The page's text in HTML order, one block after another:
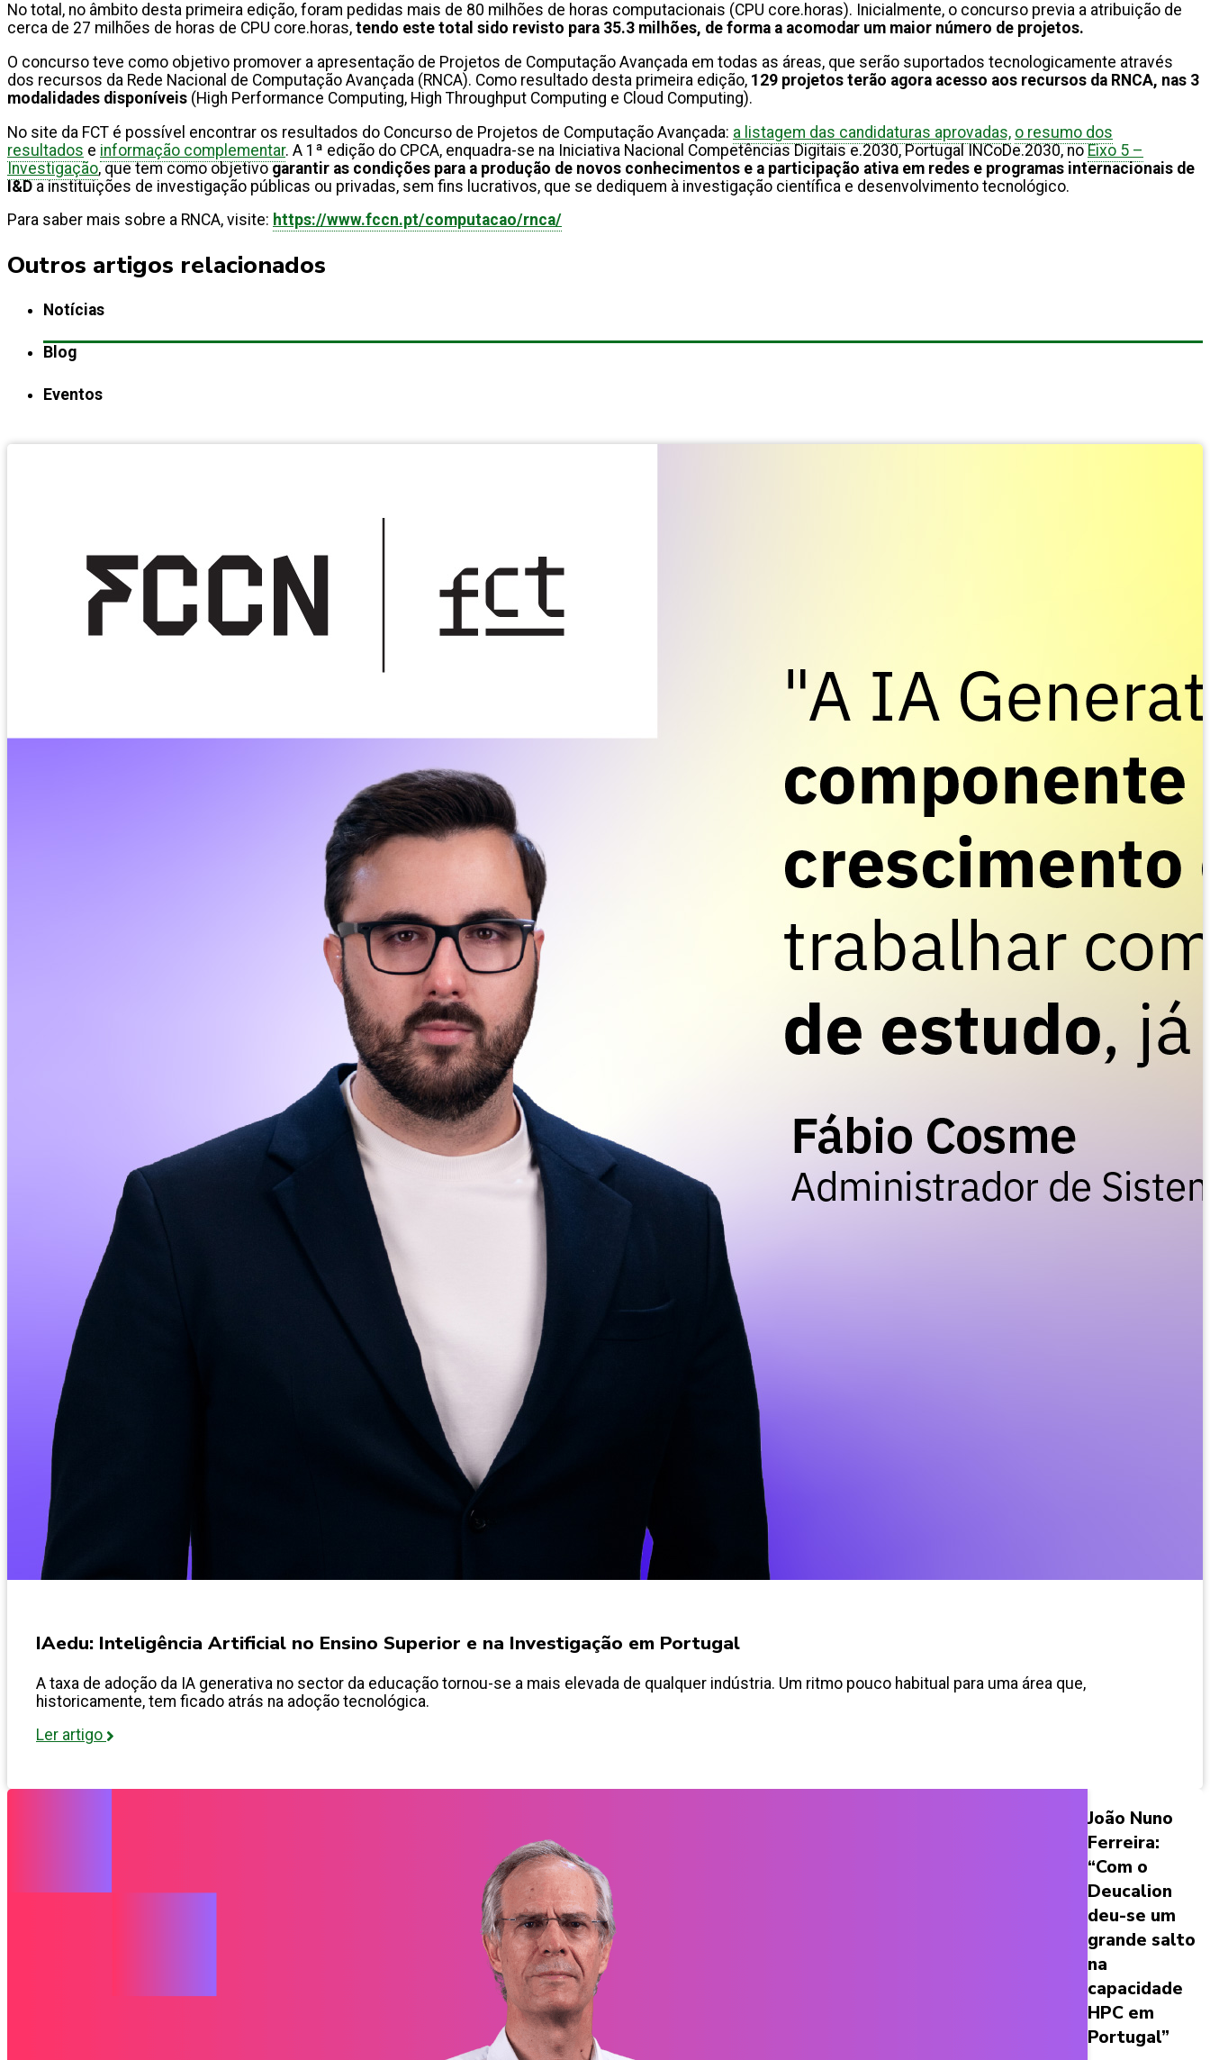
No total, no âmbito desta primeira edição, foram pedidas mais de 80 milhões de horas computacionais (CPU core.horas). Inicialmente, o concurso previa a atribuição de
cerca de 27 milhões de horas de CPU core.horas, tendo este total sido revisto para 35.3 milhões, de forma a acomodar um maior número de projetos.
O concurso teve como objetivo promover a apresentação de Projetos de Computação Avançada em todas as áreas, que serão suportados tecnologicamente através
dos recursos da Rede Nacional de Computação Avançada (RNCA). Como resultado desta primeira edição, 129 projetos terão agora acesso aos recursos da RNCA, nas 3
modalidades disponíveis (High Performance Computing, High Throughput Computing e Cloud Computing).
No site da FCT é possível encontrar os resultados do Concurso de Projetos de Computação Avançada: a listagem das candidaturas aprovadas, o resumo dos
resultados e informação complementar. A 1ª edição do CPCA, enquadra-se na Iniciativa Nacional Competências Digitais e.2030, Portugal INCoDe.2030, noEixo 5 –
Investigação, que tem como objetivogarantir as condições para a produção de novos conhecimentos e a participação ativa em redes e programas internacionais de
I&Da instituições de investigação públicas ou privadas, sem fins lucrativos, que se dediquem à investigação científica e desenvolvimento tecnológico.
Para saber mais sobre a RNCA, visite: https://www.fccn.pt/computacao/rnca/
Outros artigos relacionados
Notícias
Blog
Eventos
IAedu: Inteligência Artificial no Ensino Superior e na Investigação em Portugal
A taxa de adoção da IA generativa no sector da educação tornou-se a mais elevada de qualquer indústria. Um ritmo pouco habitual para uma área que,
historicamente, tem ficado atrás na adoção tecnológica.
Ler artigo
João Nuno
Ferreira:
“Com o
Deucalion
deu-se um
grande salto
na
capacidade
HPC em
Portugal”